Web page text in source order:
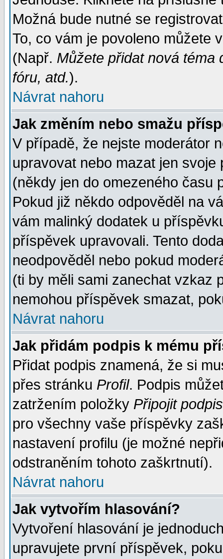
Možná bude nutné se
To, co vám je povoleno můžete
(Např. Můžete přidat nová téma
fóru, atd.).
Návrat nahoru
Jak změním nebo smažu
V případě, že nejste moderátor
upravovat nebo mazat jen
(někdy jen do omezeného
Pokud již někdo odpověděl na
vám malinký dodatek u
příspěvek upravovali. Tento
neodpověděl nebo pokud
(ti by měli sami zanechat vzkaz
nemohou příspěvek smazat,
Návrat nahoru
Jak přidám podpis k mému
Přidat podpis znamená, že si
přes stránku Profil. Podpis
zatržením položky Připojit podpis
pro všechny vaše příspěvky
nastavení profilu (je možné
odstraněním tohoto zaškrtnutí).
Návrat nahoru
Jak vytvořím hlasování?
Vytvoření hlasování je
upravujete první příspěvek,